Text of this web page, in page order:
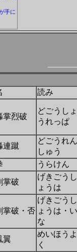
手に
読み
掌烈破
どごうしょ
うれっぱ
連蹴
どごうれん
しゅう
うらけん
掌破
げきごうし
ょうは
掌破・否
げきごうし
ょうは・い
な
翼
めいほうよ
く